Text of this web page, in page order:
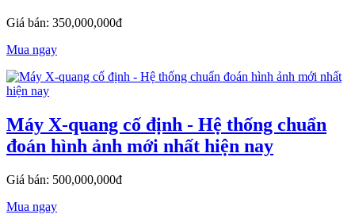
Giá bán: 350,000,000đ
Mua ngay
Máy X-quang cố định - Hệ thống chuẩn
đoán hình ảnh mới nhất hiện nay
Giá bán: 500,000,000đ
Mua ngay